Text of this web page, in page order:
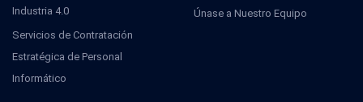
Industria 4.0
Servicios de Contratación
Estratégica de Personal
Informático
Únase a Nuestro Equipo